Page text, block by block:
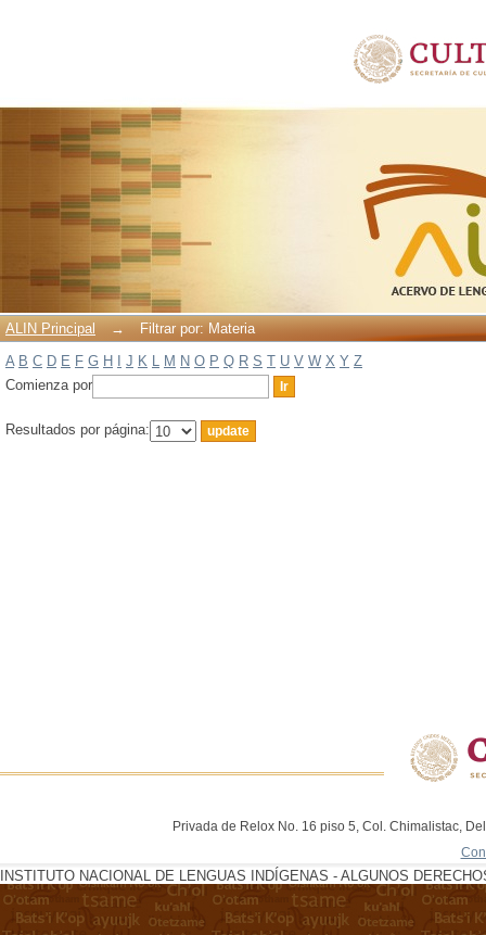
ALIN Principal →
Filtrar por: Materia
A B C D E F G H J K L M N O P Q R S T U V W X Y Z
Comienza por
Resultados por página:
Privada de Relox No. 16 piso 5, Col. Chimalistac,
INSTITUTO NACIONAL DE LENGUAS INDÍGENAS - ALGUNOS